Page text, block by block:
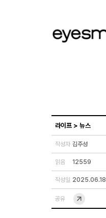
라이프 > 뉴스
작성자 김주성
읽음 12559
작성일 2025.06.18
공유